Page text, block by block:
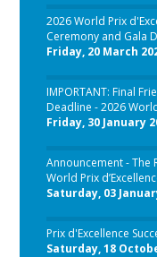
2026 World Prix
Ceremony and Gala
Friday, 20 March
IMPORTANT: Final
Deadline - 2026
Friday, 30 January
Announcement -
World Prix
Saturday, 03
Prix d'Excellence
Saturday, 18